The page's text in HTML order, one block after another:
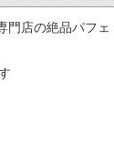
店の絶品パフ